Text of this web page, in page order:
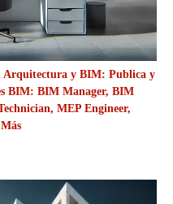
Arquitectura y BIM: Publica y
BIM: BIM Manager, BIM
MEP Engineer,